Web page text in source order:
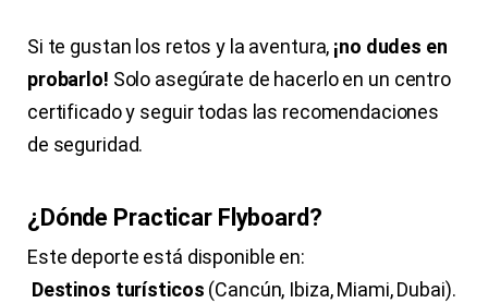
Si te gustan los retos y la aventura, ¡no dudes en
probarlo! Solo asegúrate de hacerlo en un centro
certificado y seguir todas las recomendaciones
de seguridad.
¿Dónde Practicar Flyboard?
Este deporte está disponible en:
Destinos turísticos (Cancún, Ibiza, Miami, Dubai).